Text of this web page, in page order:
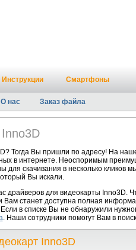
Инструкции Смартфоны
О нас Заказ файла
Тогда Вы пришли по адресу! На
в интернете. Неоспоримым
для скачивания в несколько кликов
Вы искали.
драйверов для видеокарты Inno3D.
Вам станет доступна полная
в списке Вы не обнаружили
. Наши сотрудники помогут Вам в
Inno3D